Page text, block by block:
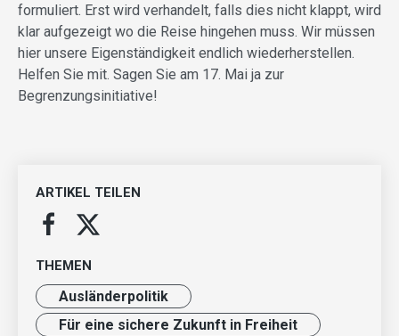
formuliert. Erst wird verhandelt, falls dies nicht klappt, wird
klar aufgezeigt wo die Reise hingehen muss. Wir müssen
hier unsere Eigenständigkeit endlich wiederherstellen.
Helfen Sie mit. Sagen Sie am 17. Mai ja zur
Begrenzungsinitiative!
ARTIKEL TEILEN
THEMEN
Ausländer­politik
Für eine sichere Zukunft in Freiheit